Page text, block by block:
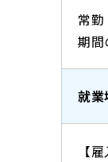
常勤
期間
就業
【